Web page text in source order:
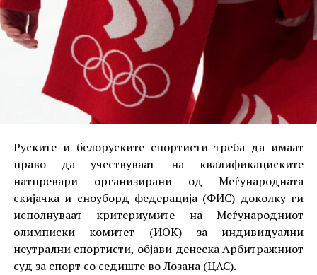
Руските и белоруските спортисти треба да имаат
право да учествуваат на квалификациските
натпревари организирани од Меѓународната
скијачка и сноуборд федерација (ФИС) доколку ги
исполнуваат критериумите на Меѓународниот
олимписки комитет (ИОК) за индивидуални
неутрални спортисти, објави денеска Арбитражниот
суд за спорт со седиште во Лозана (ЦАС).